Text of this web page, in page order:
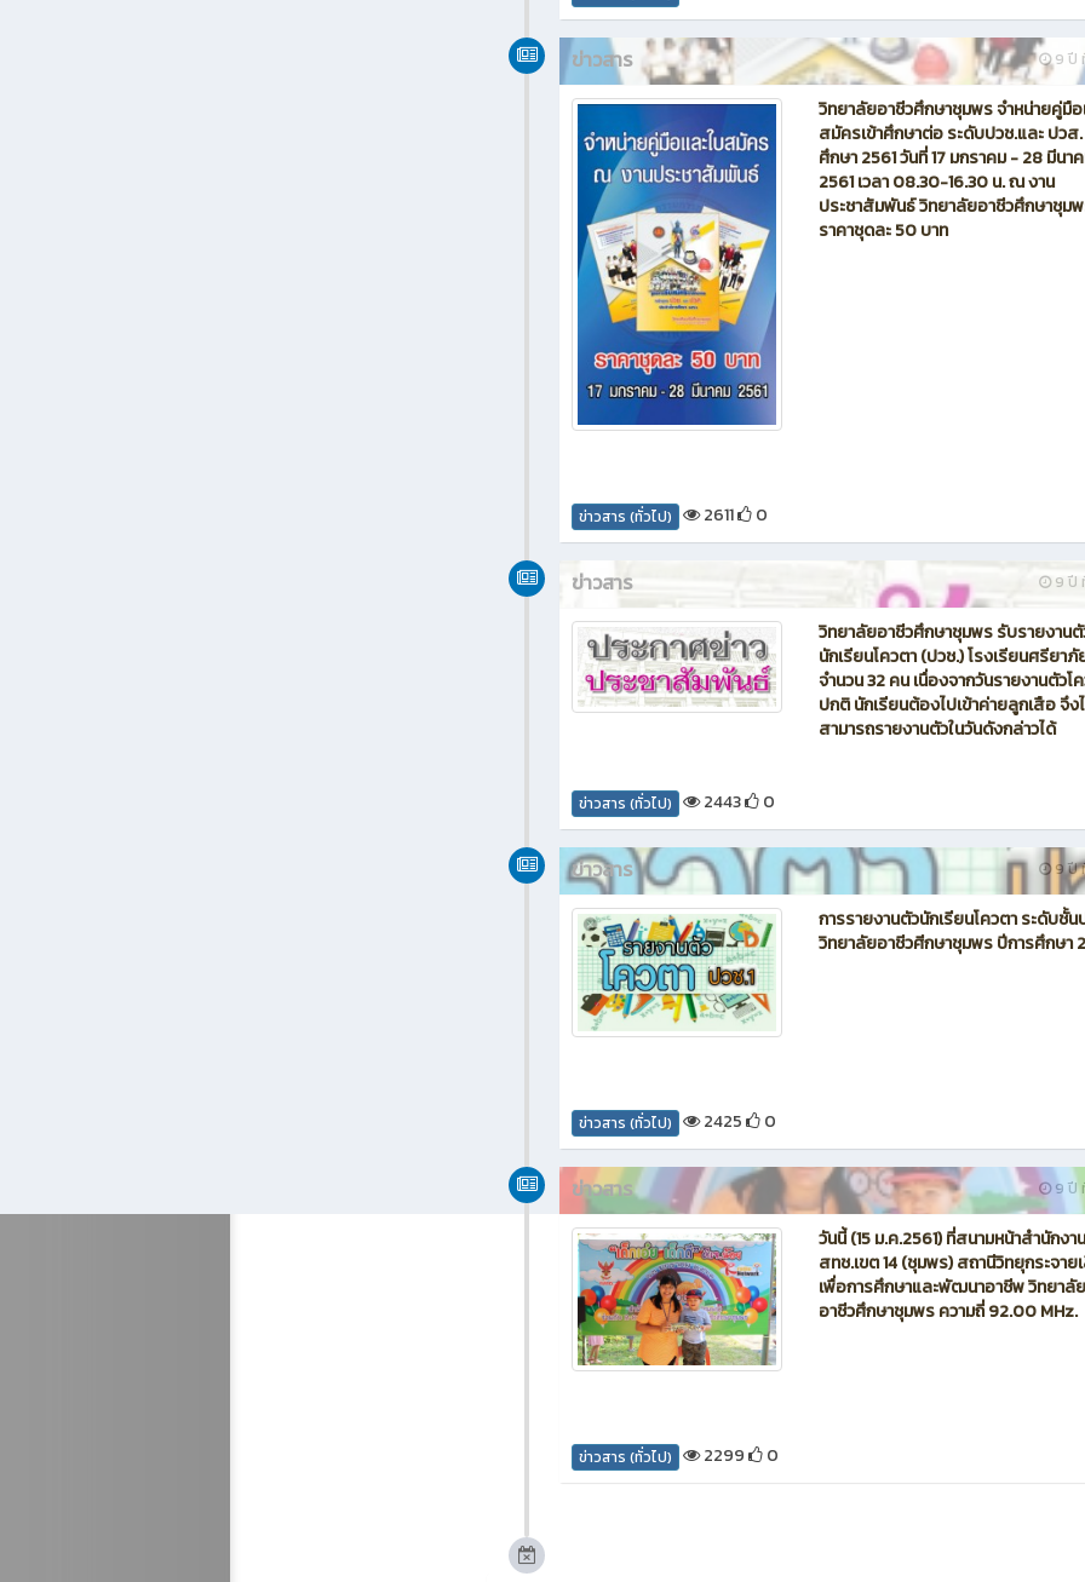
9 ปี
ข่าวสาร
วิทยาลัยอาชีวศึกษาชุมพร จำหน่ายคู่มือ
สมัครเข้าศึกษาต่อ ระดับปวช.และ ปวส
ศึกษา 2561 วันที่ 17 มกราคม - 28 มีนา
2561 เวลา 08.30-16.30 น. ณ งาน
ประชาสัมพันธ์ วิทยาลัยอาชีวศึกษาชุม
ราคาชุดละ 50 บาท
ข่าวสาร (ทั่วไป) 2611 0
9 ปี
ข่าวสาร
วิทยาลัยอาชีวศึกษาชุมพร รับรายงาน
นักเรียนโควตา (ปวช.) โรงเรียนศรียาภั
จำนวน 32 คน เนื่องจากวันรายงานตัวโ
ปกติ นักเรียนต้องไปเข้าค่ายลูกเสือ จึง
สามารถรายงานตัวในวันดังกล่าวได้
ข่าวสาร (ทั่วไป) 2443 0
9 ปี
ข่าวสาร
การรายงานตัวนักเรียนโควตา ระดับชั้น
วิทยาลัยอาชีวศีกษาชุมพร ปีการศึกษา
ข่าวสาร (ทั่วไป) 2425 0
9 ปี
ข่าวสาร
วันนี้ (15 ม.ค.2561) ที่สนามหน้าสำนักงา
สทช.เขต 14 (ชุมพร) สถานีวิทยุกระจาย
เพื่อการศึกษาและพัฒนาอาชีพ วิทยาลัย
อาชีวศึกษาชุมพร ความถี่ 92.00 MHz.
ข่าวสาร (ทั่วไป) 2299 0